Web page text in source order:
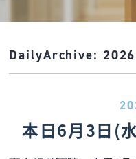
DailyArchive:
本日6月3日(